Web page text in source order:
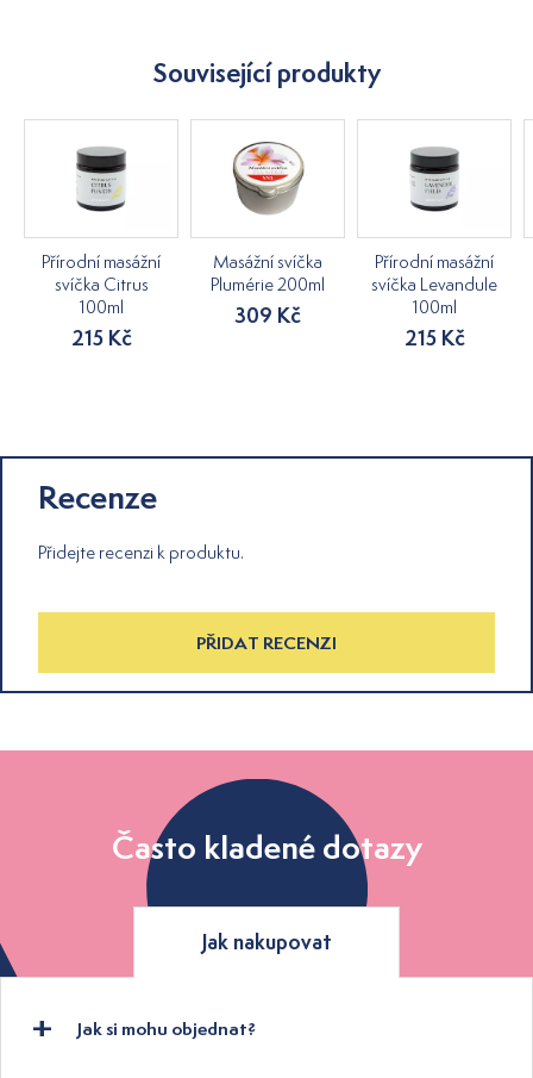
Související produkty
Přírodní masážní
svíčka Citrus
100ml
215 Kč
Masážní svíčka
Plumérie 200ml
309 Kč
Přírodní masážní
svíčka Levandule
100ml
215 Kč
Recenze
Přidejte recenzi k produktu.
PŘIDAT RECENZI
Často kladené dotazy
Jak nakupovat
Jak si mohu objednat?